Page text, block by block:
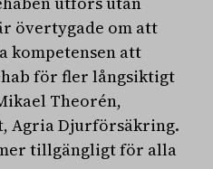
övertygade om att
kompetensen att
för fler långsiktigt
Theorén,
Agria Djurförsäkring.
tillgängligt för alla